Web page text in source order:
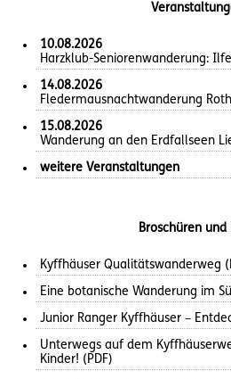
10.08.2026
Harzklub-Seniorenwanderung:
14.08.2026
Fledermausnachtwanderung
15.08.2026
Wanderung an den Erdfallseen
weitere Veranstaltungen
Broschüren und
Kyffhäuser Qualitätswanderweg
Eine botanische Wanderung im
Junior Ranger Kyffhäuser –
Unterwegs auf dem
Kinder! (PDF)